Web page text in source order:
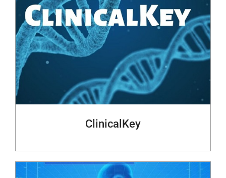
ClinicalKey